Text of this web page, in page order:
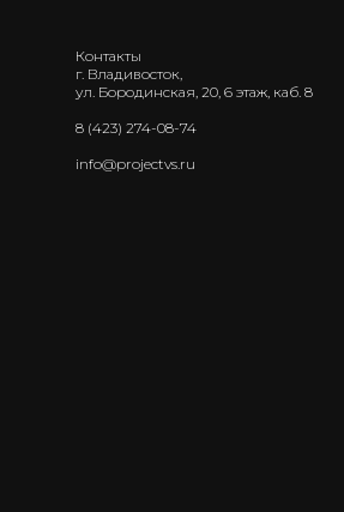
Контакты
г. Владивосток,
ул. Бородинская, 20, 6 этаж, каб. 8
8 (423) 274-08-74
info@projectvs.ru